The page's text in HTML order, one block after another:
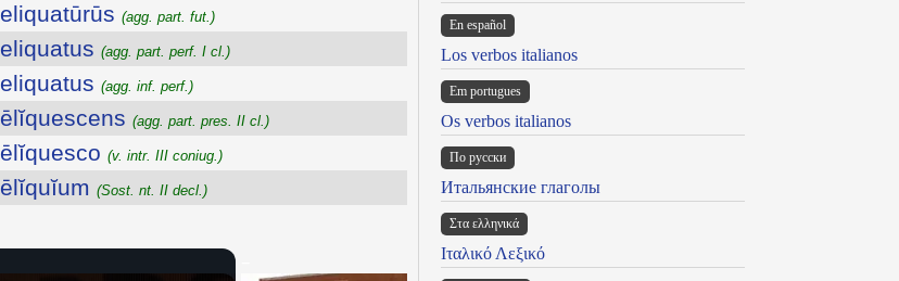
eliquatūrūs (agg. part. fut.)
eliquatus (agg. part. perf. I cl.)
eliquatus (agg. inf. perf.)
ēlĭquescens (agg. part. pres. II cl.)
ēlĭquesco (v. intr. III coniug.)
ēlĭquĭum (Sost. nt. II decl.)
En español
Los verbos italianos
Em portugues
Os verbos italianos
По русски
Итальянские глаголы
Στα ελληνικά
Ιταλικό Λεξικό